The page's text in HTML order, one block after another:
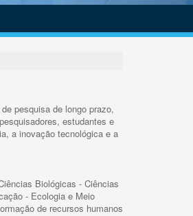
pesquisa de longo prazo,
estudantes e
a inovação tecnológica e a
Biológicas - Ciências
- Ecologia e Meio
de recursos humanos